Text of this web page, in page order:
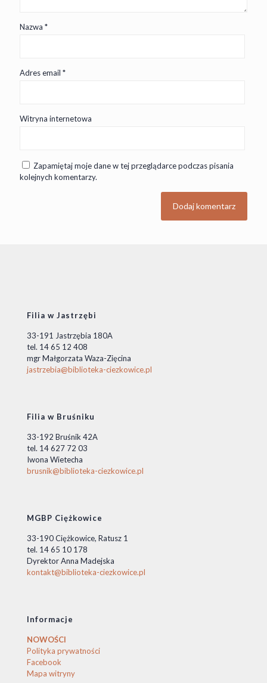
Nazwa *
Adres email *
Witryna internetowa
Zapamiętaj moje dane w tej przeglądarce podczas pisania
kolejnych komentarzy.
Filia w Jastrzębi
33-191 Jastrzębia 180A
tel. 14 65 12 408
mgr Małgorzata Waza-Zięcina
jastrzebia@biblioteka-ciezkowice.pl
Filia w Bruśniku
33-192 Bruśnik 42A
tel. 14 627 72 03
Iwona Wietecha
brusnik@biblioteka-ciezkowice.pl
MGBP Ciężkowice
33-190 Ciężkowice, Ratusz 1
tel. 14 65 10 178
Dyrektor Anna Madejska
kontakt@biblioteka-ciezkowice.pl
Informacje
NOWOŚCI
Polityka prywatności
Facebook
Mapa witryny